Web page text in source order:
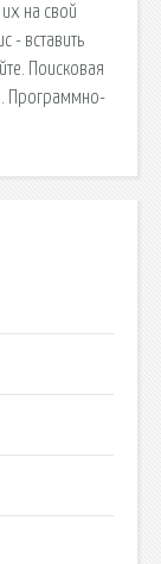
на свой
- вставить
Поисковая
Программно-